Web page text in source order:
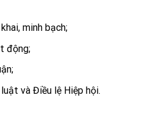
minh bạch;
động;
và Điều lệ Hiệp hội.